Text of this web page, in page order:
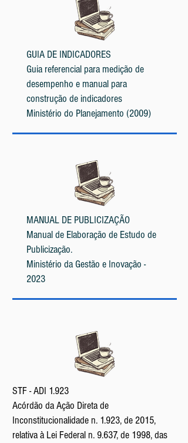
GUIA DE INDICADORES
Guia referencial para medição de
desempenho e manual para
construção de indicadores
Ministério do Planejamento (2009)
MANUAL DE PUBLICIZAÇÃO
Manual de Elaboração de Estudo de
Publicização.
Ministério da Gestão e Inovação -
2023
STF - ADI 1.923
Acórdão da Ação Direta de
Inconstitucionalidade n. 1.923, de 2015,
relativa à Lei Federal n. 9.637, de 1998, das